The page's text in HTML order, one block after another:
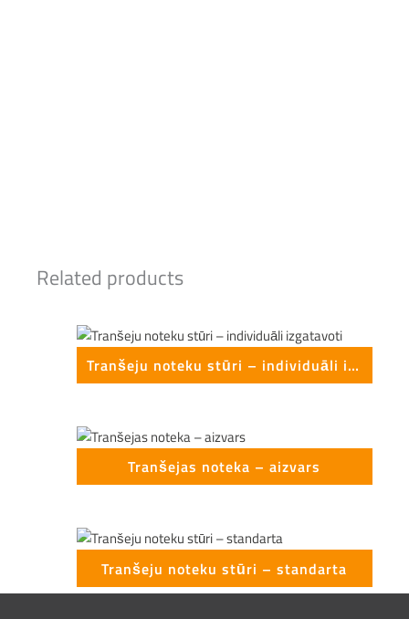
Related products
Tranšeju noteku stūri – individuāli izgatavoti
Tranšejas noteka – aizvars
Tranšeju noteku stūri – standarta